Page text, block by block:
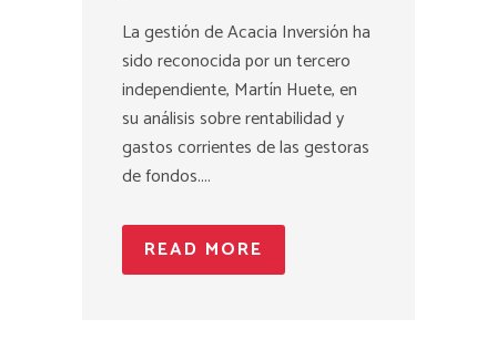
La gestión de Acacia Inversión ha
sido reconocida por un tercero
independiente, Martín Huete, en
su análisis sobre rentabilidad y
gastos corrientes de las gestoras
de fondos....
READ MORE